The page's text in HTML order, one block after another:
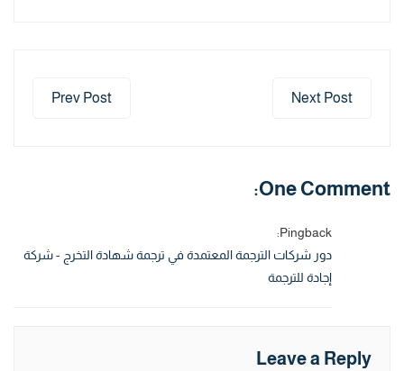
Prev Post Next Post
One Comment:
Pingback:
دور شركات الترجمة المعتمدة في ترجمة شهادة التخرج - شركة
إجادة للترجمة
Leave a Reply